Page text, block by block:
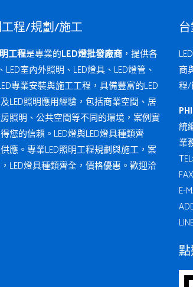
程/規劃/施工
工程是專業的LED燈批發廠商 ，提供各
LED室內外照明、LED燈具、LED燈管、
專業安裝與施工工程，具備豐富的LED
LED照明應用經驗，包括商業空間、居
照明、公共空間等不同的環境，案例實
您的信賴。LED燈與LED燈具種類齊
應。專業LED照明工程規劃與施工，案
LED燈具種類齊全，價格優惠。歡迎洽
商
程/
統
業
TEL:
E-